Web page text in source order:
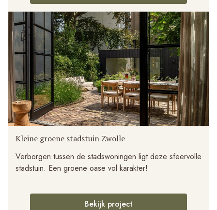
Kleine groene stadstuin Zwolle
Verborgen tussen de stadswoningen ligt deze sfeervolle
stadstuin. Een groene oase vol karakter!
Bekijk project